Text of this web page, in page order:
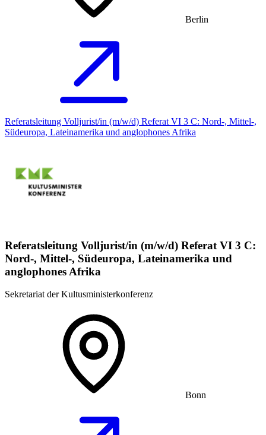
Berlin
Referatsleitung Volljurist/in (m/w/d) Referat VI 3 C: Nord-, Mittel-,
Südeuropa, Lateinamerika und anglophones Afrika
Referatsleitung Volljurist/in (m/w/d) Referat VI 3 C:
Nord-, Mittel-, Südeuropa, Lateinamerika und
anglophones Afrika
Sekretariat der Kultusministerkonferenz
Bonn